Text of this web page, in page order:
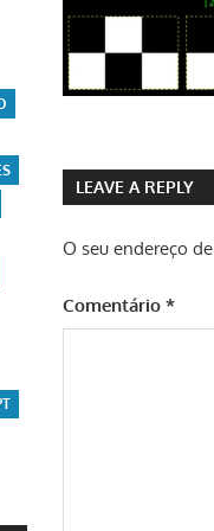
LEAVE A REPLY
O seu endereço
Comentário*